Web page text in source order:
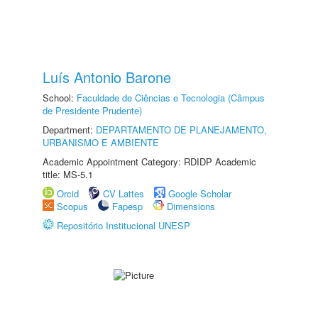
Luís Antonio Barone
School: Faculdade de Ciências e Tecnologia (Câmpus
de Presidente Prudente)
Department: DEPARTAMENTO DE PLANEJAMENTO,
URBANISMO E AMBIENTE
Academic Appointment Category: RDIDP Academic
title: MS-5.1
Orcid
CV Lattes
Google Scholar
Scopus
Fapesp
Dimensions
Repositório Institucional UNESP